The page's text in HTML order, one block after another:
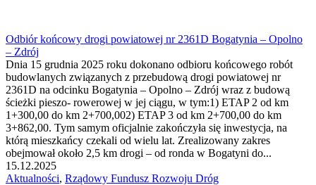
Odbiór końcowy drogi powiatowej nr 2361D Bogatynia – Opolno
– Zdrój
Dnia 15 grudnia 2025 roku dokonano odbioru końcowego robót
budowlanych związanych z przebudową drogi powiatowej nr
2361D na odcinku Bogatynia – Opolno – Zdrój wraz z budową
ścieżki pieszo- rowerowej w jej ciągu, w tym:1) ETAP 2 od km
1+300,00 do km 2+700,002) ETAP 3 od km 2+700,00 do km
3+862,00. Tym samym oficjalnie zakończyła się inwestycja, na
którą mieszkańcy czekali od wielu lat. Zrealizowany zakres
obejmował około 2,5 km drogi – od ronda w Bogatyni do...
15.12.2025
Aktualności, Rządowy Fundusz Rozwoju Dróg